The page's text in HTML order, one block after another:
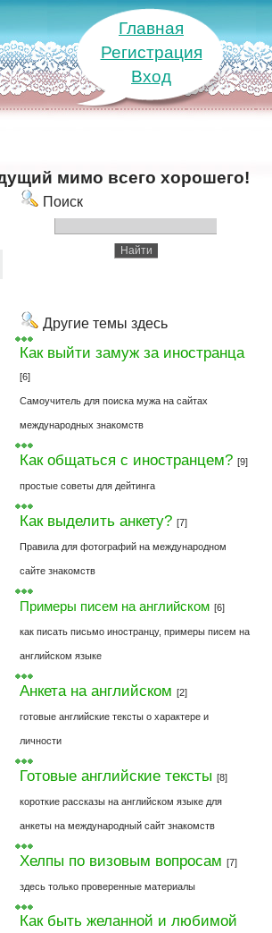
Главная
Регистрация
Вход
мимо всего хорошего!
Поиск
Другие темы здесь
Как выйти замуж за иностранца
[6]
Самоучитель для поиска мужа на сайтах
международных знакомств
Как общаться с иностранцем? [9]
простые советы для дейтинга
Как выделить анкету? [7]
Правила для фотографий на международном
сайте знакомств
Примеры писем на английском [6]
как писать письмо иностранцу, примеры писем на
английском языке
Анкета на английском [2]
готовые английские тексты о характере и
личности
Готовые английские тексты [8]
короткие рассказы на английском языке для
анкеты на международный сайт знакомств
Хелпы по визовым вопросам [7]
здесь только проверенные материалы
Как быть желанной и любимой